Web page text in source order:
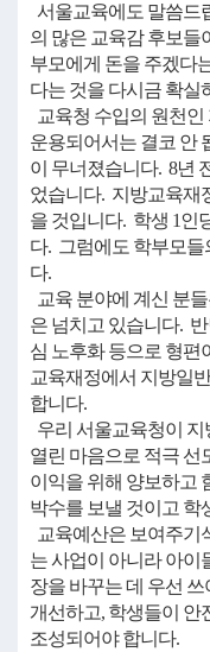
서울교육에도 말씀드
의 많은 교육감 후보들
부모에게 돈을 주겠다
다는 것을 다시금 확실
교육청 수입의 원천
운용되어서는 결코 안
이 무너졌습니다. 8년
었습니다. 지방교육재
을 것입니다. 학생 1인
다. 그럼에도 학부모들
다.
교육 분야에 계신 분
은 넘치고 있습니다.
심 노후화 등으로 형편
교육재정에서 지방일
합니다.
우리 서울교육청이 지
열린 마음으로 적극 선
이익을 위해 양보하고
박수를 보낼 것이고 학
교육예산은 보여주기
는 사업이 아니라 아이
장을 바꾸는 데 우선
개선하고, 학생들이 안
조성되어야 합니다.